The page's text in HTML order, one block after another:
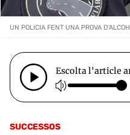
SUCCESSOS
UN POLICIA FENT UNA PROVA
Escolta l'article